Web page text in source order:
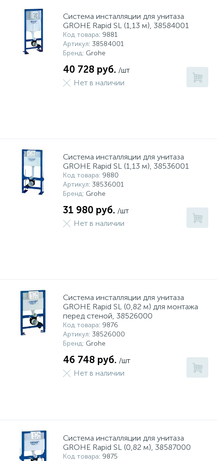
Система инсталляции для унитаза
GROHE Rapid SL (1,13 м), 38584001
Код товара: 9881
Артикул: 38584001
Бренд: Grohe
40 728 руб. /шт
Нет в наличии
Система инсталляции для унитаза
GROHE Rapid SL (1,13 м), 38536001
Код товара: 9880
Артикул: 38536001
Бренд: Grohe
31 980 руб. /шт
Нет в наличии
Система инсталляции для унитаза
GROHE Rapid SL (0,82 м) для монтажа
перед стеной, 38526000
Код товара: 9876
Артикул: 38526000
Бренд: Grohe
46 748 руб. /шт
Нет в наличии
Система инсталляции для унитаза
GROHE Rapid SL (0,82 м), 38587000
Код товара: 9875